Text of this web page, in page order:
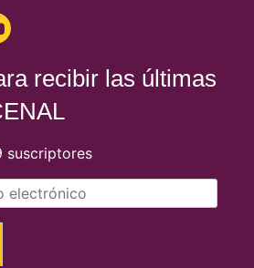
recibir las últimas
suscriptores